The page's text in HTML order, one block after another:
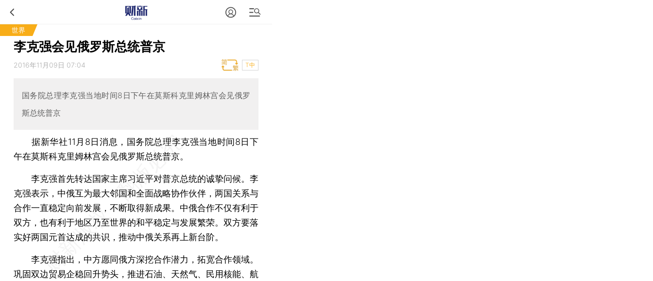
世界
李克强会见俄罗斯总统普京
2016年11月09日 07:04 T中
国务院总理李克强当地时间8日下午在莫斯科克里姆林宫会见俄罗
斯总统普京
据新华社11月8日消息，国务院总理李克强当地时间8日下
午在莫斯科克里姆林宫会见俄罗斯总统普京。
李克强首先转达国家主席习近平对普京总统的诚挚问候。李
克强表示，中俄互为最大邻国和全面战略协作伙伴，两国关系与
合作一直稳定向前发展，不断取得新成果。中俄合作不仅有利于
双方，也有利于地区乃至世界的和平稳定与发展繁荣。双方要落
实好两国元首达成的共识，推动中俄关系再上新台阶。
李克强指出，中方愿同俄方深挖合作潜力，拓宽合作领域。
巩固双边贸易企稳回升势头，推进石油、天然气、民用核能、航